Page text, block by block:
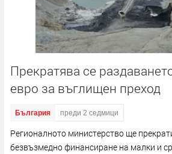
Прекратява се
евро за въглищен преход
България преди 2 седмици
Регионалното министерство ще
безвъзмедно финансиране на малки и